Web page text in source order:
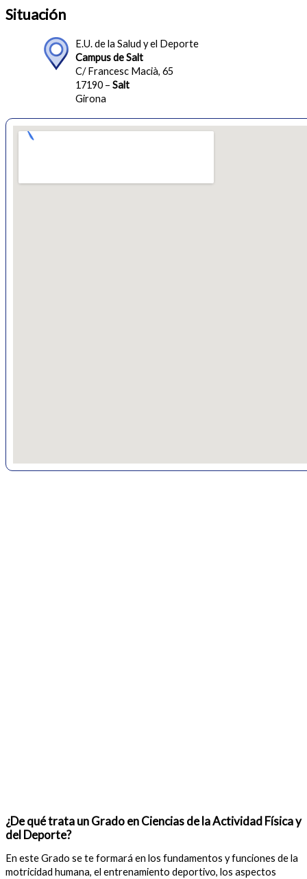
Situación
E.U. de la Salud y el Deporte
Campus de Salt
C/ Francesc Macià, 65
17190 – Salt
Girona
¿De qué trata un Grado en Ciencias de la Actividad Física y
del Deporte?
En este Grado se te formará en los fundamentos y funciones de la
motricidad humana, el entrenamiento deportivo, los aspectos